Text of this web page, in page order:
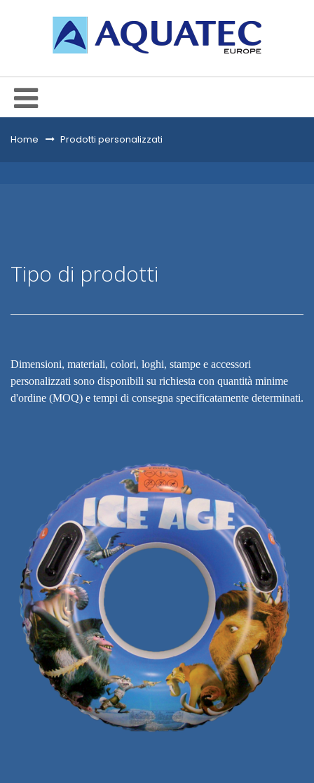
Home &gt;Prodotti personalizzati
Tipo di prodotti
Dimensioni, materiali, colori, loghi, stampe e accessori
personalizzati sono disponibili su richiesta con quantità minime
d'ordine (MOQ) e tempi di consegna specificatamente determinati.